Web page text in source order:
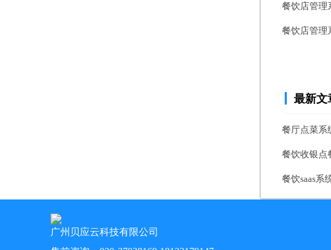
餐饮店管理
餐饮店管理
最新文
餐厅点菜系
餐饮收银点
餐饮saas系
广州贝应云科技有限公司